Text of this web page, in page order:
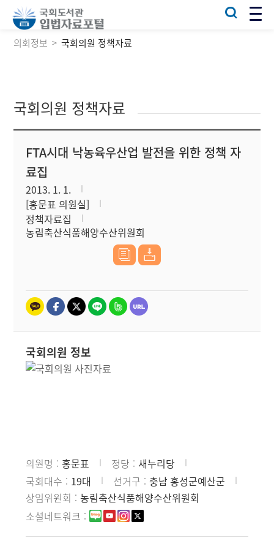
의회정보 국회의원 정책자료
국회의원 정책자료
FTA시대 낙농육우산업 발전을 위한 정책 자
료집
2013. 1. 1.
[홍문표 의원실]
정책자료집
농림축산식품해양수산위원회
국회의원 정보
의원명 홍문표 정당
새누리당
국회대수
19대 선거구
충남 홍성군예산군
상임위원회
농림축산식품해양수산위원회
소셜네트워크